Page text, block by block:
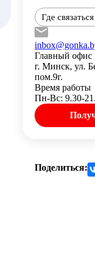
Где связаться
Главный офис
г. Минск, ул.
пом.9г.
Время работы
Пн-Вс: 9.30-
Поделиться: